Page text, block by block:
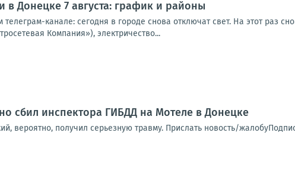
Донецке 7 августа: график и районы
канале: сегодня в городе снова отключат свет. На этот раз
Компания»), электричество...
сбил инспектора ГИБДД на Мотеле в Донецке
вероятно, получил серьезную травму. Прислать новость/